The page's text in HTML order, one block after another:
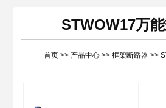
STWOW17万
首页>> 产品中心>> 框架断路器>>